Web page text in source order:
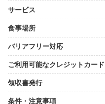
サービス
食事場所
バリアフリー対応
ご利用可能なクレジットカード
領収書発行
条件・注意事項